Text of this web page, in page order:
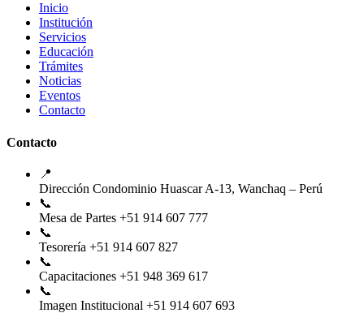
Inicio
Institución
Servicios
Educación
Trámites
Noticias
Eventos
Contacto
Contacto
📍
Dirección Condominio Huascar A-13, Wanchaq – Perú
📞
Mesa de Partes +51 914 607 777
📞
Tesorería +51 914 607 827
📞
Capacitaciones +51 948 369 617
📞
Imagen Institucional +51 914 607 693